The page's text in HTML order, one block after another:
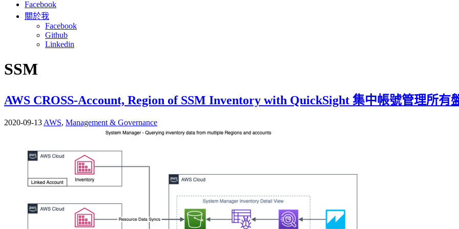
Facebook
關於我
Facebook
Github
Linkedin
SSM
AWS CROSS-Account, Region of SSM Inventory with QuickSight 集中帳號管理所有
2020-09-13 AWS, Management & Governance